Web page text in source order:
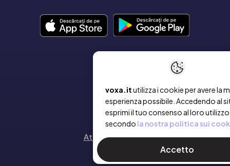
voxa.itutilizza i cookie per avere la
esperienza possibile. Accedendo al
esprimi il tuo consenso al loro utilizzo
secondo la nostra politica sui
Accetto
Chi siamo
Contatto
Attiva un voucher